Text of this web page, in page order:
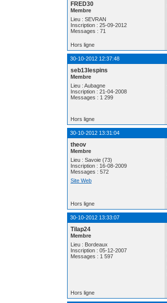
FRED30
Membre
Lieu : SEVRAN
Inscription : 25-09-2012
Messages : 71
Hors ligne
30-10-2012 12:37:48
seb13lespins
Membre
Lieu : Aubagne
Inscription : 21-04-2008
Messages : 1 299
Hors ligne
30-10-2012 13:31:04
theov
Membre
Lieu : Savoie (73)
Inscription : 16-08-2009
Messages : 572
Site Web
Hors ligne
30-10-2012 13:33:07
Tilap24
Membre
Lieu : Bordeaux
Inscription : 05-12-2007
Messages : 1 597
Hors ligne